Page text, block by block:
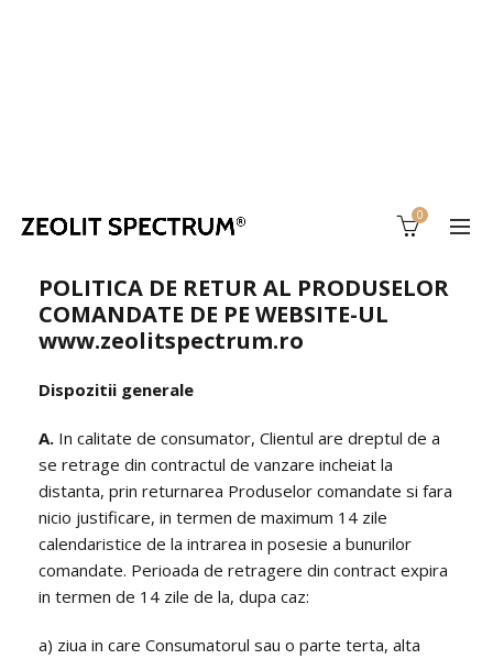
0
POLITICA DE RETUR AL PRODUSELOR
COMANDATE DE PE WEBSITE-UL
www.zeolitspectrum.ro
Dispozitii generale
A. In calitate de consumator, Clientul are dreptul de a
se retrage din contractul de vanzare incheiat la
distanta, prin returnarea Produselor comandate si fara
nicio justificare, in termen de maximum 14 zile
calendaristice de la intrarea in posesie a bunurilor
comandate. Perioada de retragere din contract expira
in termen de 14 zile de la, dupa caz:
a) ziua in care Consumatorul sau o parte terta, alta